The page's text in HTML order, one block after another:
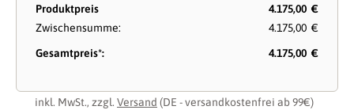
Produktpreis
4.175,00 €
Zwischensumme:
4.175,00 €
Gesamtpreis*:
4.175,00 €
inkl. MwSt., zzgl. Versand (DE - versandkostenfrei ab 99€)